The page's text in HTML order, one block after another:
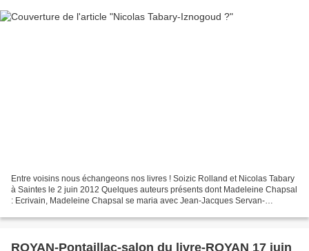
Entre voisins nous échangeons nos livres ! Soizic Rolland et Nicolas Tabary
à Saintes le 2 juin 2012 Quelques auteurs présents dont Madeleine Chapsal
: Ecrivain, Madeleine Chapsal se maria avec Jean-Jacques Servan-
ROYAN-Pontaillac-salon du livre-ROYAN 17 juin